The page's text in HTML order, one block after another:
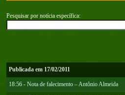
Pesquisar por notícia específica:
Publicada em 17/02/2011
18:56 - Nota de falecimento – Antônio Almeida